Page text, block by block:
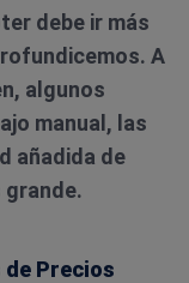
debe ir más
A
algunos
manual, las
añadida de
grande.
de Precios